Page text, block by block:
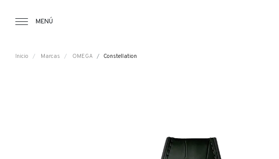
MENÚ
Inicio Marcas OMEGA Constellation